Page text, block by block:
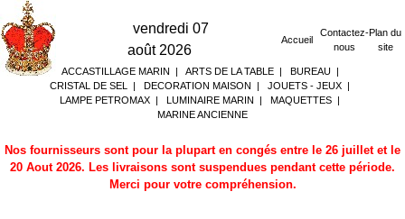
vendredi 07
août 2026
Accueil
Contactez-
nous
Plan du
site
ACCASTILLAGE MARIN | ARTS DE LA TABLE| BUREAU|
CRISTAL DE SEL
| DECORATION MAISON | JOUETS - JEUX |
LAMPE PETROMAX | LUMINAIRE MARIN | MAQUETTES |
MARINE ANCIENNE
Nos fournisseurs sont pour la plupart en congés entre le 26 juillet et le
20 Aout 2026. Les livraisons sont suspendues pendant cette période.
Merci pour votre compréhension.